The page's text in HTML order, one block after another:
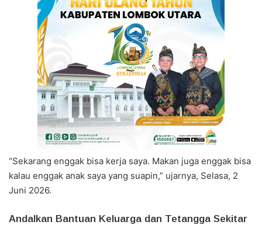
“Sekarang enggak bisa kerja saya. Makan juga enggak bisa
kalau enggak anak saya yang suapin,” ujarnya, Selasa, 2
Juni 2026.
Andalkan Bantuan Keluarga dan Tetangga Sekitar